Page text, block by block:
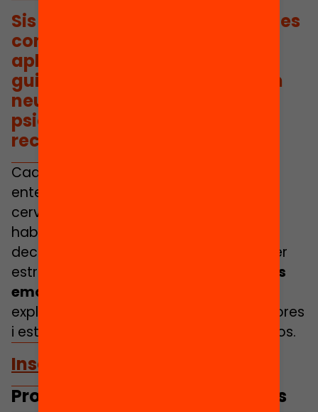
Sis càpsules amb
aprenentatges
concrets que els joves podran
aplicar en el seu dia a dia
guiades per professionals com
neurocientífics, educadors,
psicòlegs i formadors
reconeguts.
Cada sessió serà una oportunitat per
entendre millor com funciona el nostre
cervell i potenciar la motivació, millorar
habilitats comunicatives, prendre
decisions que ens representin o conèixer
estratègies per
millorar la gestió de les
emocions
explicacions de valor, històries inspiradores
i estratègies senzilles per empoderar-nos.
Inscripcions disponibles aquí
Programa del cicle de xerrades